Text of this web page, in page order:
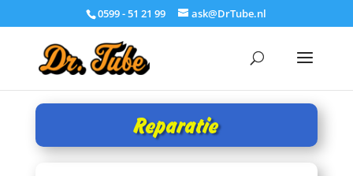
0599 - 51 21 99 ask@DrTube.nl
Reparatie